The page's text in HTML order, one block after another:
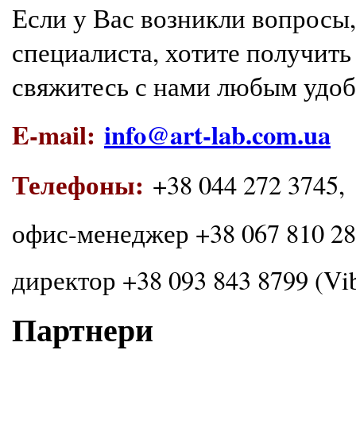
Если у Вас возникли
специалиста, хотите
свяжитесь с нами любым
E-mail: info@art-lab.com.ua
Телефоны: +38 044 272 3745,
офис-менеджер +38 067 810
директор +38 093 843 8799
Партнери